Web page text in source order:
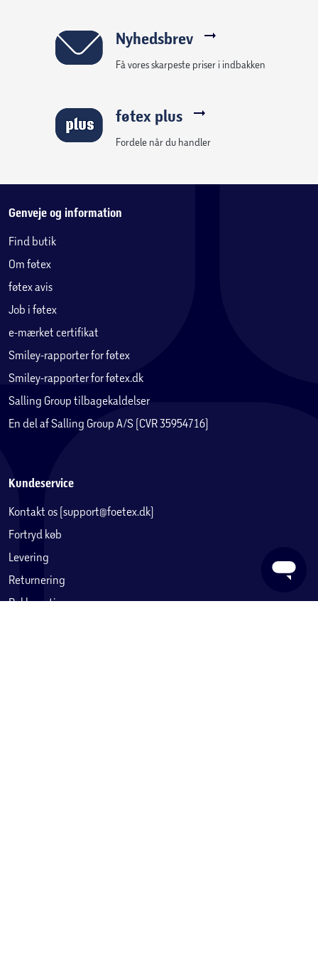
Nyhedsbrev
Få vores skarpeste priser i indbakken
føtex plus
Fordele når du handler
Genveje og information
Find butik
Om føtex
føtex avis
Job i føtex
e-mærket certifikat
Smiley-rapporter for føtex
Smiley-rapporter for føtex.dk
Salling Group tilbagekaldelser
En del af Salling Group A/S (CVR 35954716)
Kundeservice
Kontakt os (support@foetex.dk)
Fortryd køb
Levering
Returnering
Reklamation